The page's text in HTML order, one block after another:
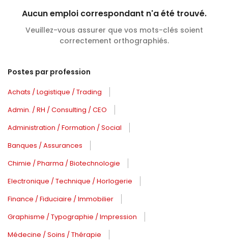
Aucun emploi correspondant n'a été trouvé.
Veuillez-vous assurer que vos mots-clés soient
correctement orthographiés.
Postes par profession
Achats / Logistique / Trading
Admin. / RH / Consulting / CEO
Administration / Formation / Social
Banques / Assurances
Chimie / Pharma / Biotechnologie
Electronique / Technique / Horlogerie
Finance / Fiduciaire / Immobilier
Graphisme / Typographie / Impression
Médecine / Soins / Thérapie